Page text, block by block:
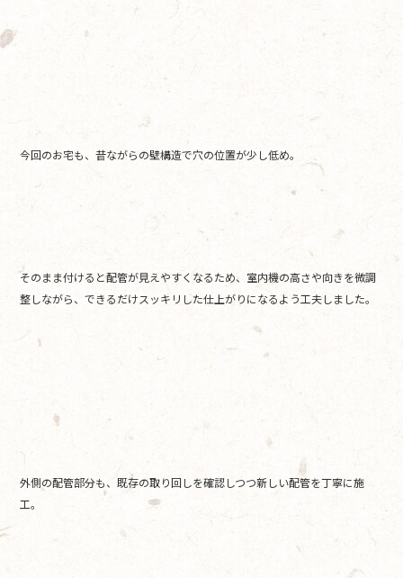
今回のお宅も、昔ながらの壁構造で穴の位置が少し低め。
そのまま付けると配管が見えやすくなるため、室内機の高さや向きを微調
整しながら、できるだけスッキリした仕上がりになるよう工夫しました。
外側の配管部分も、既存の取り回しを確認しつつ新しい配管を丁寧に施
工。